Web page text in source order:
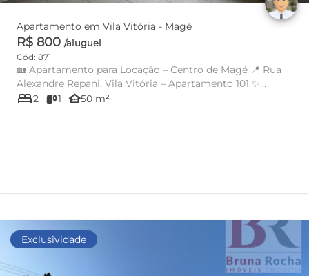
Apartamento em Vila Vitória - Magé
R$ 800 /aluguel
Cód: 871
🏡 Apartamento para Locação – Centro de Magé 📍 Rua
Alexandre Repani, Vila Vitória – Apartamento 101 ✨
Excelente oport...
bed2 1 other_houses50 m²
Exclusividade